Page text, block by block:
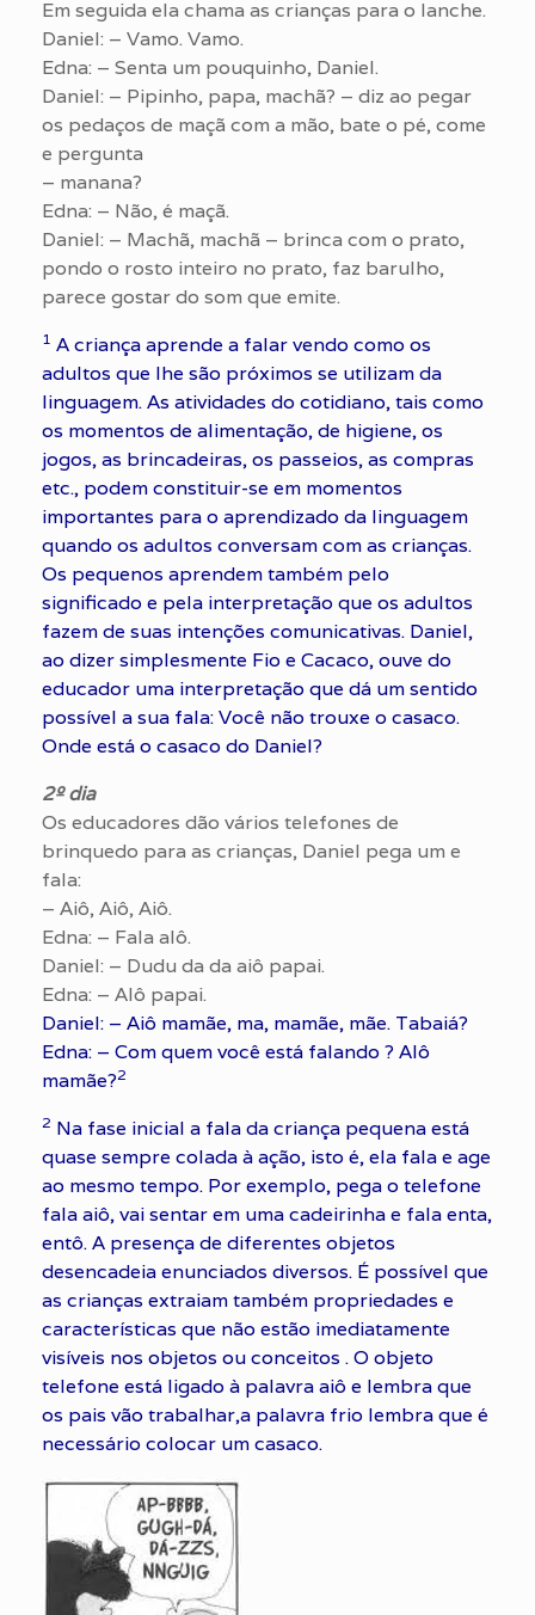
Em seguida ela chama as crianças para o lanche.
Daniel: – Vamo. Vamo.
Edna: – Senta um pouquinho, Daniel.
Daniel: – Pipinho, papa, machã? – diz ao pegar
os pedaços de maçã com a mão, bate o pé, come
e pergunta
– manana?
Edna: – Não, é maçã.
Daniel: – Machã, machã – brinca com o prato,
pondo o rosto inteiro no prato, faz barulho,
parece gostar do som que emite.
1 A criança aprende a falar vendo como os
adultos que lhe são próximos se utilizam da
linguagem. As atividades do cotidiano, tais como
os momentos de alimentação, de higiene, os
jogos, as brincadeiras, os passeios, as compras
etc., podem constituir-se em momentos
importantes para o aprendizado da linguagem
quando os adultos conversam com as crianças.
Os pequenos aprendem também pelo
significado e pela interpretação que os adultos
fazem de suas intenções comunicativas. Daniel,
ao dizer simplesmente Fio e Cacaco, ouve do
educador uma interpretação que dá um sentido
possível a sua fala: Você não trouxe o casaco.
Onde está o casaco do Daniel?
2º dia
Os educadores dão vários telefones de
brinquedo para as crianças, Daniel pega um e
fala:
– Aiô, Aiô, Aiô.
Edna: – Fala alô.
Daniel: – Dudu da da aiô papai.
Edna: – Alô papai.
Daniel: – Aiô mamãe, ma, mamãe, mãe. Tabaiá?
Edna: – Com quem você está falando ? Alô
mamãe?2
2 Na fase inicial a fala da criança pequena está
quase sempre colada à ação, isto é, ela fala e age
ao mesmo tempo. Por exemplo, pega o telefone
fala aiô, vai sentar em uma cadeirinha e fala enta,
entô. A presença de diferentes objetos
desencadeia enunciados diversos. É possível que
as crianças extraiam também propriedades e
características que não estão imediatamente
visíveis nos objetos ou conceitos . O objeto
telefone está ligado à palavra aiô e lembra que
os pais vão trabalhar,a palavra frio lembra que é
necessário colocar um casaco.